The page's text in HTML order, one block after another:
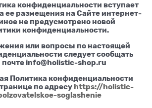
конфиденциальности вступает
ее размещения на Сайте интернет-
не предусмотрено новой
конфиденциальности.
или вопросы по настоящей
следует сообщать
почте info@holistic-shop.ru
Политика конфиденциальности
по адресу https://holistic-
soglashenie